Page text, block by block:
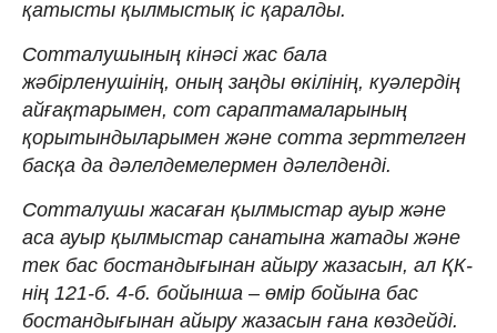
қатысты қылмыстық іс қаралды.️
Сотталушының кінәсі жас бала
жәбірленушінің, оның заңды өкілінің, куәлердің
айғақтарымен, сот сараптамаларының
қорытындыларымен және сотта зерттелген
басқа да дәлелдемелермен дәлелденді.
Сотталушы жасаған қылмыстар ауыр және
аса ауыр қылмыстар санатына жатады және
тек бас бостандығынан айыру жазасын, ал ҚК-
нің 121-б. 4-б. бойынша – өмір бойына бас
бостандығынан айыру жазасын ғана көздейді.